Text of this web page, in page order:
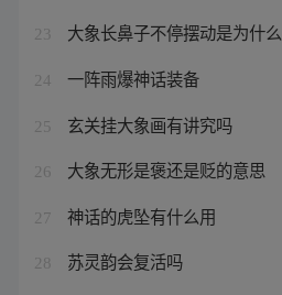
23 大象长鼻子不停摆动是为什么
24 一阵雨爆神话装备
25 玄关挂大象画有讲究吗
26 大象无形是褒还是贬的意思
27 神话的虎坠有什么用
28
苏灵韵会复活吗